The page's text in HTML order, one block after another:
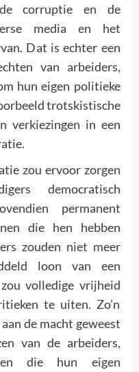
corruptie en de
media en het
Dat is echter een
van arbeiders,
hun eigen politieke
trotskistische
verkiezingen in een
zou ervoor zorgen
democratisch
permanent
die hen hebben
zouden niet meer
loon van een
volledige vrijheid
te uiten. Zo’n
de macht geweest
van de arbeiders,
die hun eigen